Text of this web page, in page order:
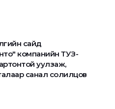
сайд
компанийн ТУЗ-
уулзаж,
санал солилцов